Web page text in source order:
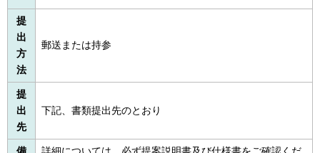
提
出
方
法
郵送または持参
提
出
先
下記、書類提出先のとおり